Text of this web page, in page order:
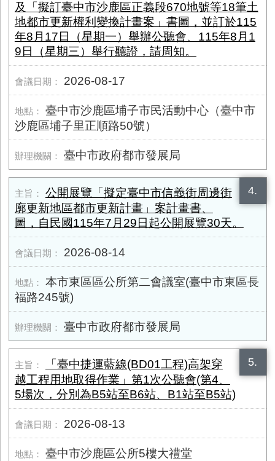
及「擬訂臺中市沙鹿區正義段670地號等18筆土
地都市更新權利變換計畫案」書圖，並訂於115
年8月17日（星期一）舉辦公聽會、115年8月1
9日（星期三）舉行聽證，請周知。
2026-08-17
臺中市沙鹿區埔子市民活動中心（臺中市
沙鹿區埔子里正順路50號）
臺中市政府都市發展局
4.
公開展覽「擬定臺中市信義街周邊街
廓更新地區都市更新計畫」案計畫書、
圖，自民國115年7月29日起公開展覽30天。
2026-08-14
本市東區區公所第二會議室(臺中市東區長
福路245號)
臺中市政府都市發展局
5.
「臺中捷運藍線(BD01工程)高架穿
越工程用地取得作業」第1次公聽會(第4、
5場次，分別為B5站至B6站、B1站至B5站)
2026-08-13
臺中市沙鹿區公所5樓大禮堂